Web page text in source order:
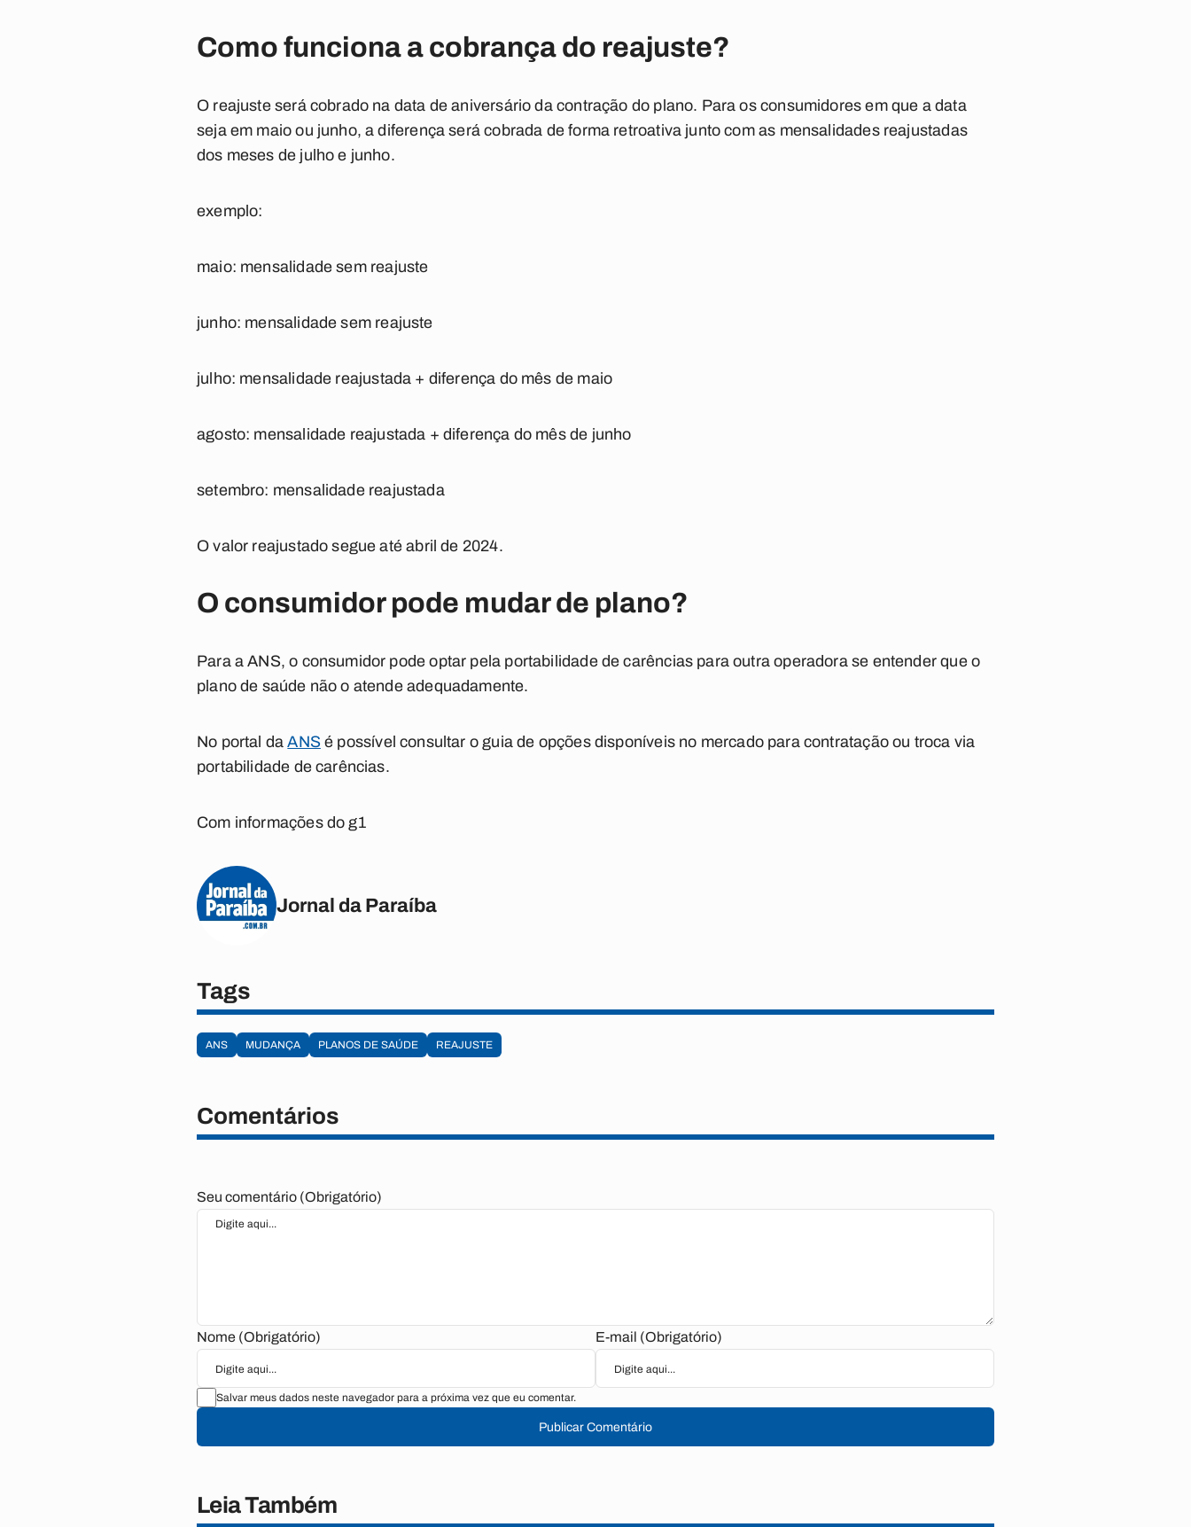
Como funciona a cobrança do reajuste?
O reajuste será cobrado na data de aniversário da contração do plano. Para os consumidores em que a data
seja em maio ou junho, a diferença será cobrada de forma retroativa junto com as mensalidades reajustadas
dos meses de julho e junho.
exemplo:
maio: mensalidade sem reajuste
junho: mensalidade sem reajuste
julho: mensalidade reajustada + diferença do mês de maio
agosto: mensalidade reajustada + diferença do mês de junho
setembro: mensalidade reajustada
O valor reajustado segue até abril de 2024.
O consumidor pode mudar de plano?
Para a ANS, o consumidor pode optar pela portabilidade de carências para outra operadora se entender que o
plano de saúde não o atende adequadamente.
No portal daANSé possível consultar o guia de opções disponíveis no mercado para contratação ou troca via
portabilidade de carências.
Com informações do g1
Jornal da Paraíba
Tags
ANS MUDANÇA PLANOS DE SAÚDE REAJUSTE
Comentários
Seu comentário (Obrigatório)
Nome (Obrigatório) E-mail (Obrigatório)
Salvar meus dados neste navegador para a próxima vez que eu comentar.
Publicar Comentário
Leia Também